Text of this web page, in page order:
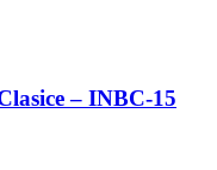
– INBC-15